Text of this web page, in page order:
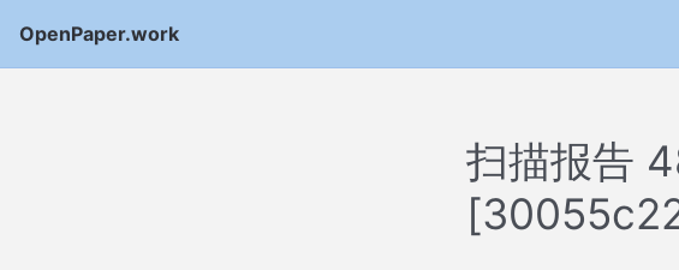
OpenPaper.work
扫描报告